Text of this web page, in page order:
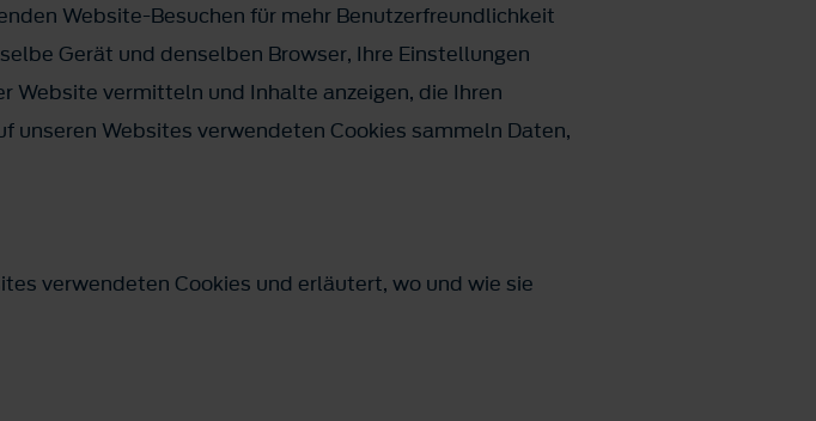
Website-Besuchen für mehr Benutzerfreundlichkeit
Gerät und denselben Browser, Ihre Einstellungen
Website vermitteln und Inhalte anzeigen, die Ihren
unseren Websites verwendeten Cookies sammeln Daten,
verwendeten Cookies und erläutert, wo und wie sie